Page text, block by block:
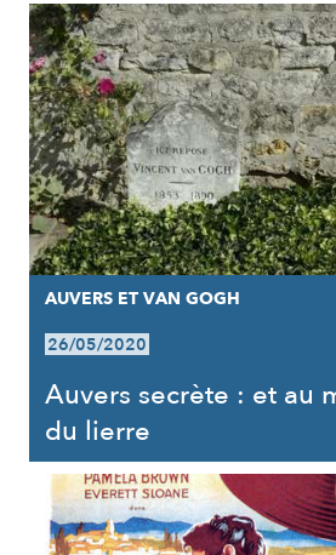
AUVERS ET VAN GOGH
26/05/2020
Auvers secrète : et au
du lierre